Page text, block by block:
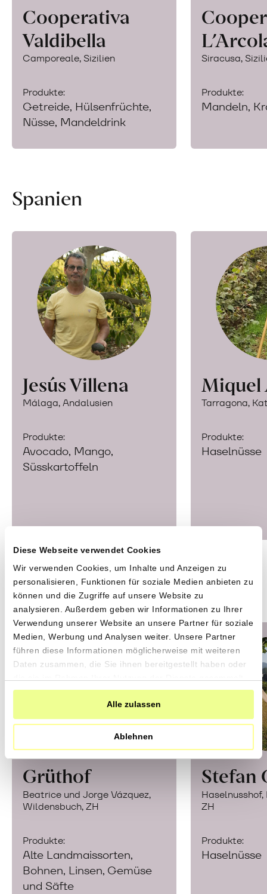
Diese Webseite verwendet Cookies
Wir verwenden Cookies, um Inhalte und Anzeigen zu
personalisieren, Funktionen für soziale Medien anbieten zu
können und die Zugriffe auf unsere Website zu
analysieren. Außerdem geben wir Informationen zu Ihrer
Verwendung unserer Website an unsere Partner für soziale
Medien, Werbung und Analysen weiter. Unsere Partner
führen diese Informationen möglicherweise mit weiteren
Daten zusammen, die Sie ihnen bereitgestellt haben oder
haben.
Alle zulassen
Ablehnen
Cooperativa
Valdibella
Camporeale, Sizilien
Produkte:
Getreide, Hülsenfrüchte,
Nüsse, Mandeldrink
Siracusa,
Produkte:
Mandeln,
Spanien
Jesús Villena
Málaga, Andalusien
Produkte:
Avocado, Mango,
Süsskartoffeln
Miquel
Tarragona,
Produkte:
Haselnüsse
Schweiz
Grüthof
Beatrice und Jorge Vázquez,
Wildensbuch, ZH
Produkte:
Alte Landmaissorten,
Bohnen, Linsen, Gemüse
und Säfte
Stefan
ZH
Produkte:
Haselnüsse